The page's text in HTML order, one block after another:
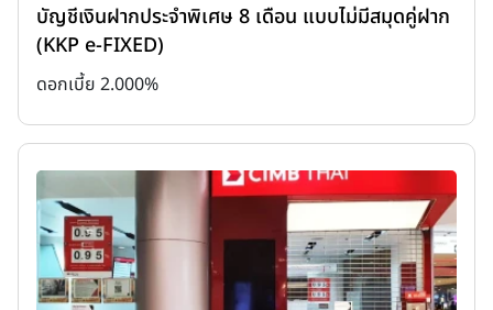
บัญชีเงินฝากประจำพิเศษ 8 เดือน แบบไม่มีสมุดคู่ฝาก
(KKP e-FIXED)
ดอกเบี้ย 2.000%